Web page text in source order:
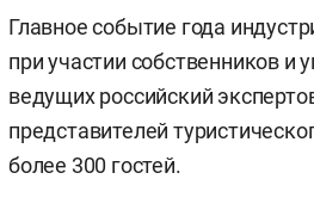
Главное событие года
при участии собственников и
ведущих российский
представителей
более 300 гостей.